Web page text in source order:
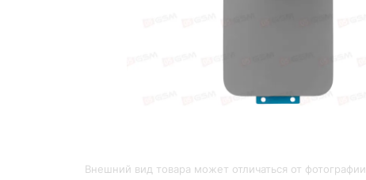
Внешний вид товара может отличаться от фотографии